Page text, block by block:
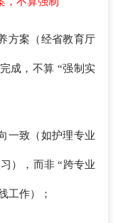
方案（经省教育厅
成，不算 “强制实
一致（如护理专业
），而非 “跨专业
工作）；